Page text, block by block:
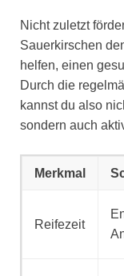
Nicht zuletzt
Sauerkirschen
helfen, einen
Durch die
kannst du also
sondern auch
Merkmal
Reifezeit